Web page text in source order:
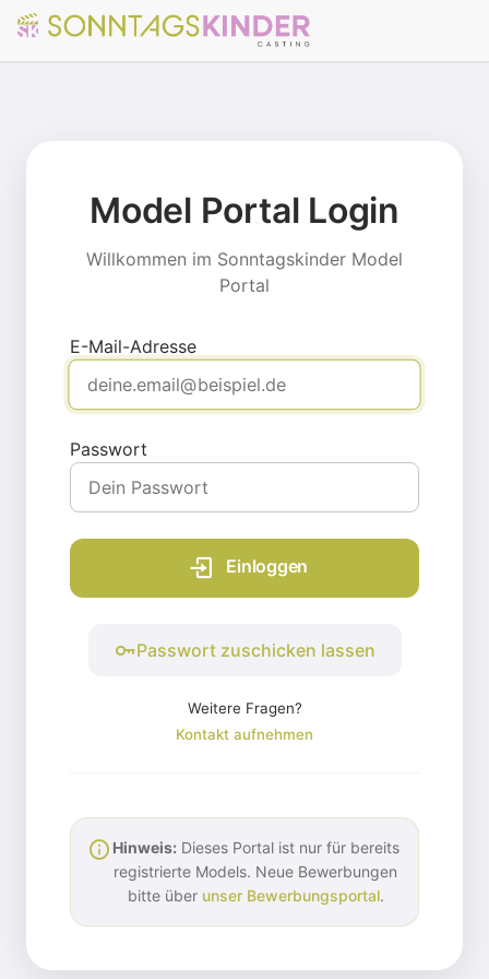
Model Portal Login
Willkommen im Sonntagskinder Model
Portal
E-Mail-Adresse
Passwort
Einloggen
Passwort zuschicken lassen
Weitere Fragen?
Kontakt aufnehmen
Hinweis: Dieses Portal ist nur für bereits
registrierte Models. Neue Bewerbungen
bitte über unser Bewerbungsportal.